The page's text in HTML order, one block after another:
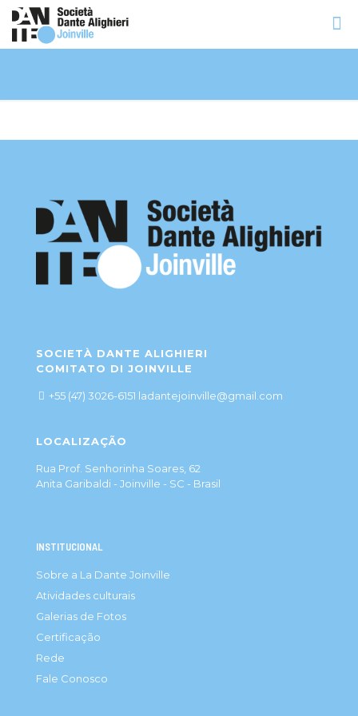
SOCIETÀ DANTE ALIGHIERI
COMITATO DI JOINVILLE
+55 (47) 3026-6151 ladantejoinville@gmail.com
LOCALIZAÇÃO
Rua Prof. Senhorinha Soares, 62
Anita Garibaldi - Joinville - SC - Brasil
INSTITUCIONAL
Sobre a La Dante Joinville
Atividades culturais
Galerias de Fotos
Certificação
Rede
Fale Conosco